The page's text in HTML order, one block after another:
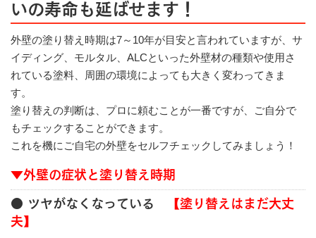
いの寿命も延ばせます！
外壁の塗り替え時期は7～10年が目安と言われていますが、サ
イディング、モルタル、ALCといった外壁材の種類や使用さ
れている塗料、周囲の環境によっても大きく変わってきま
す。
塗り替えの判断は、プロに頼むことが一番ですが、ご自分で
もチェックすることができます。
これを機にご自宅の外壁をセルフチェックしてみましょう！
▼外壁の症状と塗り替え時期
● ツヤがなくなっている
【塗り替えはまだ大丈
夫】